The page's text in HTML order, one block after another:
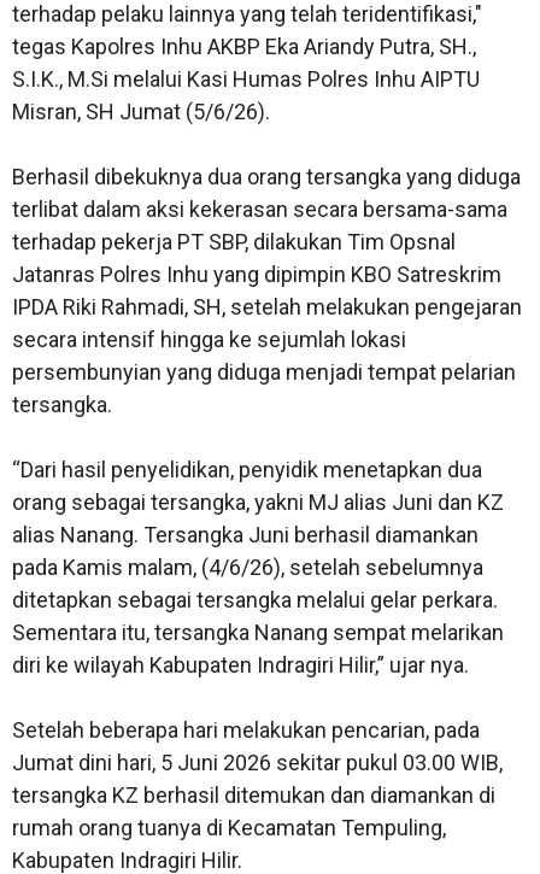
terhadap pelaku lainnya yang telah teridentifikasi,"
tegas Kapolres Inhu AKBP Eka Ariandy Putra, SH.,
S.I.K., M.Si melalui Kasi Humas Polres Inhu AIPTU
Misran, SH Jumat (5/6/26).
Berhasil dibekuknya dua orang tersangka yang diduga
terlibat dalam aksi kekerasan secara bersama-sama
terhadap pekerja PT SBP, dilakukan Tim Opsnal
Jatanras Polres Inhu yang dipimpin KBO Satreskrim
IPDA Riki Rahmadi, SH, setelah melakukan pengejaran
secara intensif hingga ke sejumlah lokasi
persembunyian yang diduga menjadi tempat pelarian
tersangka.
“Dari hasil penyelidikan, penyidik menetapkan dua
orang sebagai tersangka, yakni MJ alias Juni dan KZ
alias Nanang. Tersangka Juni berhasil diamankan
pada Kamis malam, (4/6/26), setelah sebelumnya
ditetapkan sebagai tersangka melalui gelar perkara.
Sementara itu, tersangka Nanang sempat melarikan
diri ke wilayah Kabupaten Indragiri Hilir,” ujar nya.
Setelah beberapa hari melakukan pencarian, pada
Jumat dini hari, 5 Juni 2026 sekitar pukul 03.00 WIB,
tersangka KZ berhasil ditemukan dan diamankan di
rumah orang tuanya di Kecamatan Tempuling,
Kabupaten Indragiri Hilir.